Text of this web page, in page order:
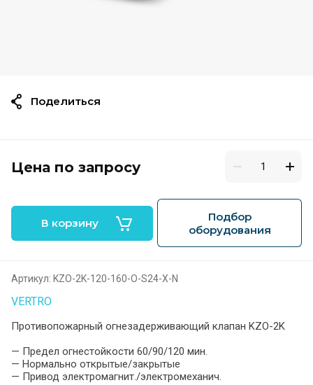
Цена по запросу
В корзину
Подбор
оборудования
Артикул: KZO-2K-120-160-O-S24-X-N
VERTRO
Противопожарный огнезадерживающий клапан KZO-2K
— Предел огнестойкости 60/90/120 мин.
— Нормально открытые/закрытые
— Привод электромагнит./электромеханич.
Поделиться